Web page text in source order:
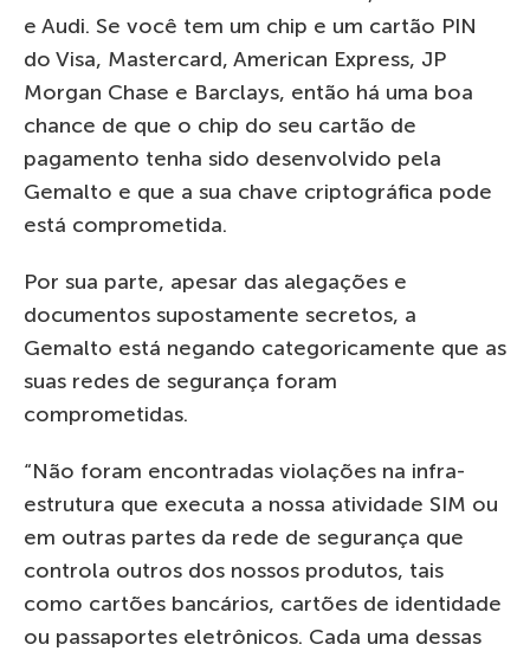
e Audi. Se você tem um chip e um cartão PIN
do Visa, Mastercard, American Express, JP
Morgan Chase e Barclays, então há uma boa
chance de que o chip do seu cartão de
pagamento tenha sido desenvolvido pela
Gemalto e que a sua chave criptográfica pode
está comprometida.
Por sua parte, apesar das alegações e
documentos supostamente secretos, a
Gemalto está negando categoricamente que as
suas redes de segurança foram
comprometidas.
“Não foram encontradas violações na infra-
estrutura que executa a nossa atividade SIM ou
em outras partes da rede de segurança que
controla outros dos nossos produtos, tais
como cartões bancários, cartões de identidade
ou passaportes eletrônicos. Cada uma dessas